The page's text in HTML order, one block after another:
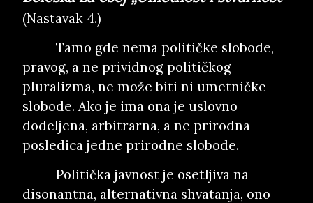
(Nastavak 4.)
Tamo gde nema političke slobode,
pravog, a ne prividnog političkog
pluralizma, ne može biti ni umetničke
slobode. Ako je ima ona je uslovno
dodeljena, arbitrarna, a ne prirodna
posledica jedne prirodne slobode.
Politička javnost je osetljiva na
disonantna, alternativna shvatanja, ono